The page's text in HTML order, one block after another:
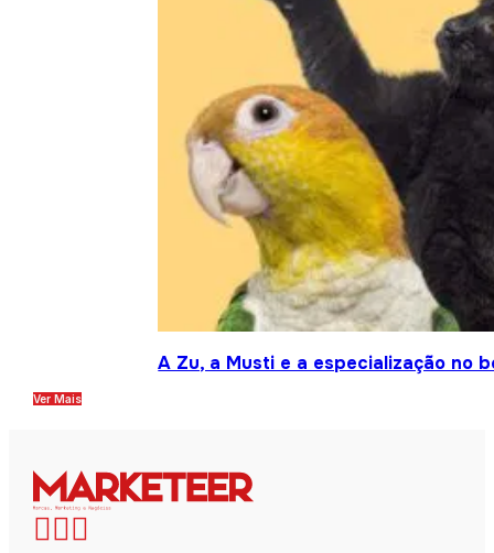
A Zu, a Musti e a especialização no
Ver Mais